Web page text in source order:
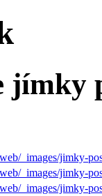
jímky
_images/jimky-
_images/jimky-
_images/jimky-